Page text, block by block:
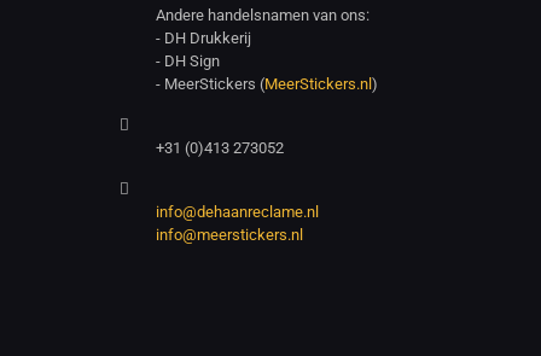
Andere handelsnamen van ons:
- DH Drukkerij
- DH Sign
- MeerStickers (MeerStickers.nl )
+31 (0)413 273052
info@dehaanreclame.nl
info@meerstickers.nl